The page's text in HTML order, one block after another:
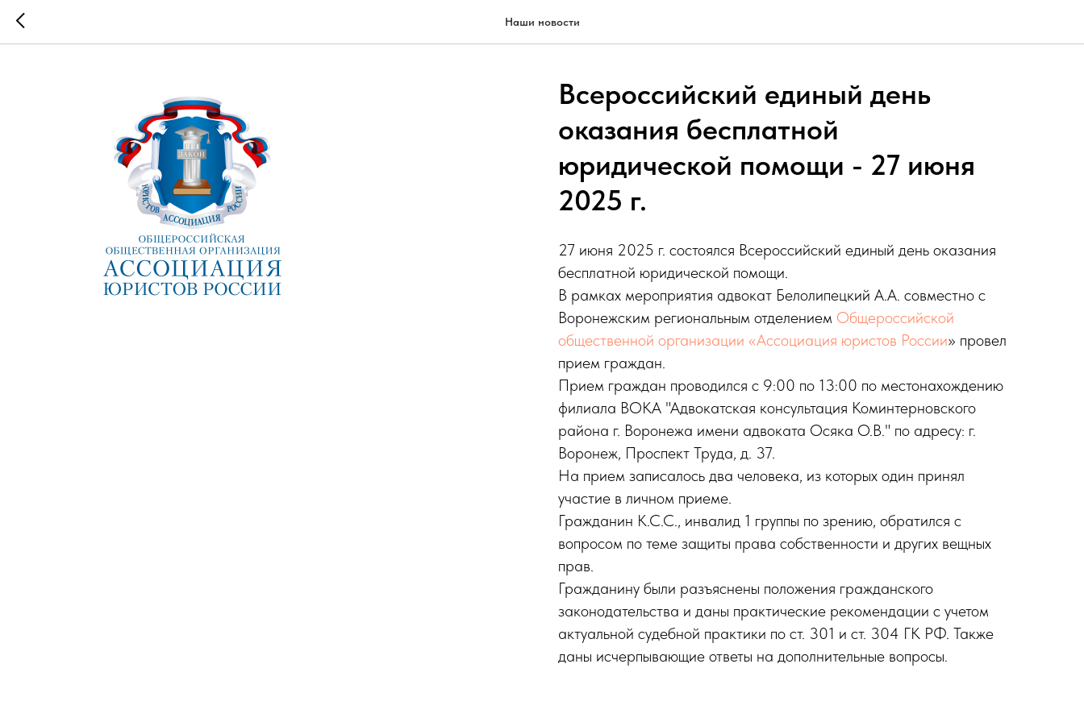
Наши новости
Всероссийский единый день
оказания бесплатной
юридической помощи - 27 июня
2025 г.
27 июня 2025 г. состоялся Всероссийский единый день оказания
бесплатной юридической помощи.
В рамках мероприятия адвокат Белолипецкий А.А. совместно с
Воронежским региональным отделением Общероссийской
общественной организации «Ассоциация юристов России» провел
прием граждан.
Прием граждан проводился с 9:00 по 13:00 по местонахождению
филиала ВОКА "Адвокатская консультация Коминтерновского
района г. Воронежа имени адвоката Осяка О.В." по адресу: г.
Воронеж, Проспект Труда, д. 37.
На прием записалось два человека, из которых один принял
участие в личном приеме.
Гражданин К.С.С., инвалид 1 группы по зрению, обратился с
вопросом по теме защиты права собственности и других вещных
прав.
Гражданину были разъяснены положения гражданского
законодательства и даны практические рекомендации с учетом
актуальной судебной практики по ст. 301 и ст. 304 ГК РФ. Также
даны исчерпывающие ответы на дополнительные вопросы.